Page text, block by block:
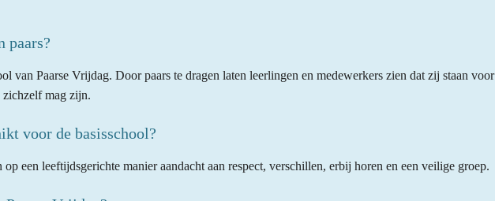
paars?
van Paarse Vrijdag. Door paars te dragen laten leerlingen en medewerkers zien dat zij staan
mag zijn.
voor de basisschool?
op een leeftijdsgerichte manier aandacht aan respect, verschillen, erbij horen en een veilige groep.